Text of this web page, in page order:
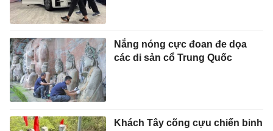
Nắng nóng cực đoan đe dọa
các di sản cổ Trung Quốc
Khách Tây cõng cựu chiến binh